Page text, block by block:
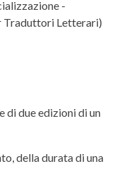
-
Traduttori Letterari)
di due edizioni di un
della durata di una